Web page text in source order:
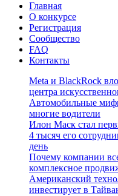
Главная
О конкурсе
Регистрация
Сообщество
FAQ
Контакты
Meta и BlackRock
центра
Автомобильные
многие водители
Илон Маск стал
4 тысяч его
день
Почему компании
комплексное
Американский
инвестирует в